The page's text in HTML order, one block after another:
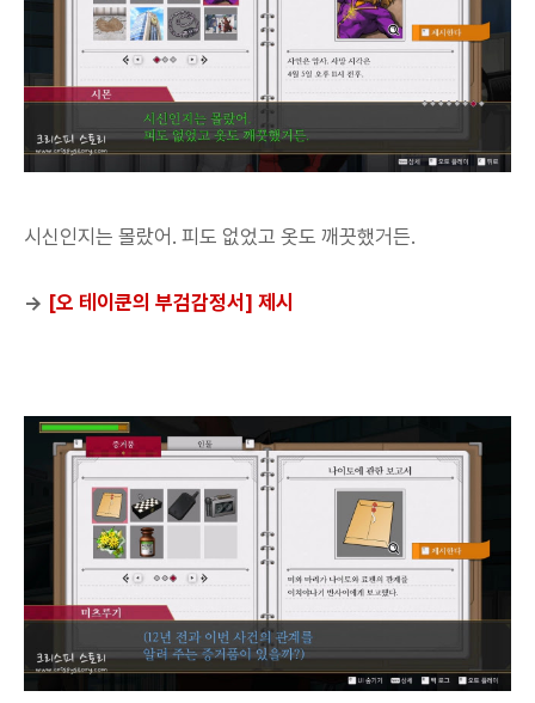
시신인지는 몰랐어. 피도 없었고 옷도 깨끗했거든.
→ [오 테이쿤의 부검감정서] 제시